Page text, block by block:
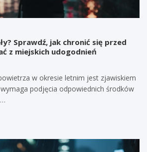
Sprawdź, jak chronić się przed
z miejskich udogodnień
w okresie letnim jest zjawiskiem
podjęcia odpowiednich środków